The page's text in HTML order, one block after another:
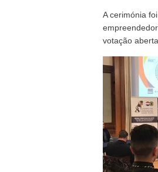
A cerimónia
votação aberta.